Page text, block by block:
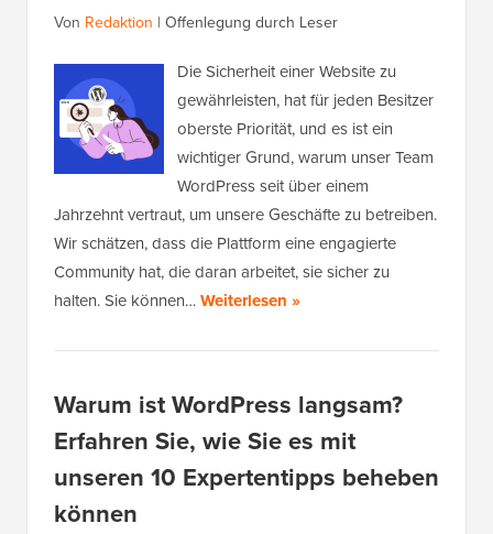
Von Redaktion | Offenlegung durch Leser
Die Sicherheit einer Website zu
gewährleisten, hat für jeden Besitzer
oberste Priorität, und es ist ein
wichtiger Grund, warum unser Team
WordPress seit über einem
Jahrzehnt vertraut, um unsere Geschäfte zu betreiben.
Wir schätzen, dass die Plattform eine engagierte
Community hat, die daran arbeitet, sie sicher zu
halten. Sie können…Weiterlesen »
Warum ist WordPress langsam?
Erfahren Sie, wie Sie es mit
unseren 10 Expertentipps beheben
können